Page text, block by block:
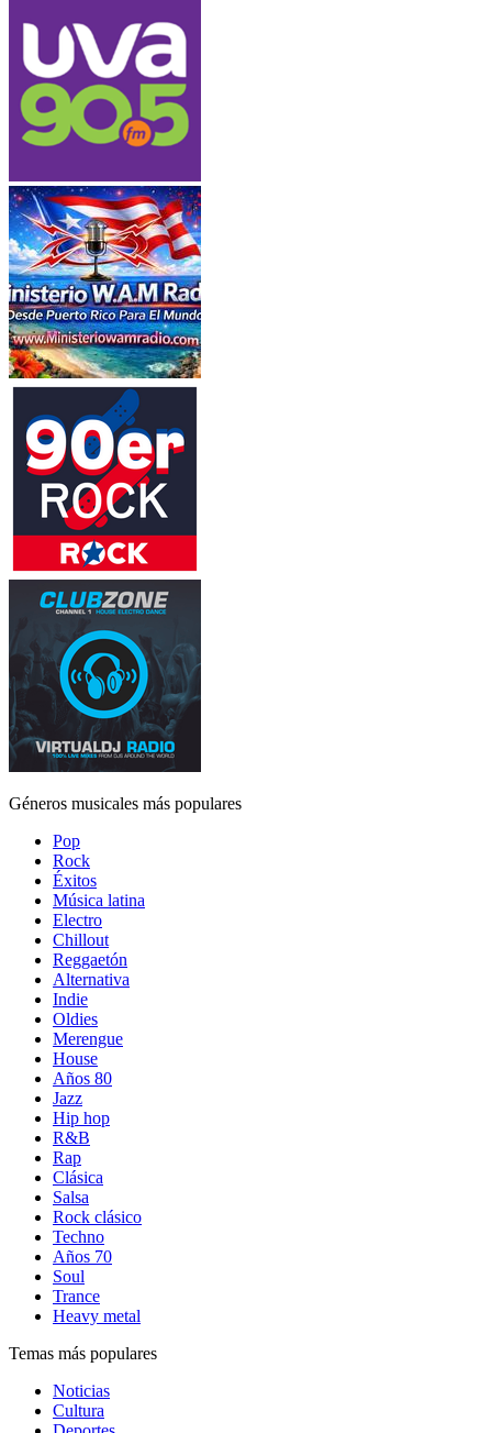
Géneros musicales más populares
Pop
Rock
Éxitos
Música latina
Electro
Chillout
Reggaetón
Alternativa
Indie
Oldies
Merengue
House
Años 80
Jazz
Hip hop
R&B
Rap
Clásica
Salsa
Rock clásico
Techno
Años 70
Soul
Trance
Heavy metal
Temas más populares
Noticias
Cultura